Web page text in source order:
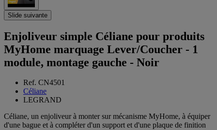
Slide suivante
Enjoliveur simple Céliane pour produits
MyHome marquage Lever/Coucher - 1
module, montage gauche - Noir
Ref. CN4501
Céliane
LEGRAND
Céliane, un enjoliveur à monter sur mécanisme MyHome, à équiper
d'une bague et à compléter d'un support et d'une plaque de finition